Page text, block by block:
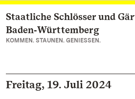
Zum Hauptinhalt springen
Staatliche Schlösser und
Baden‑Württemberg
KOMMEN. STAUNEN. GENIESSEN.
Freitag, 19. Juli 2024